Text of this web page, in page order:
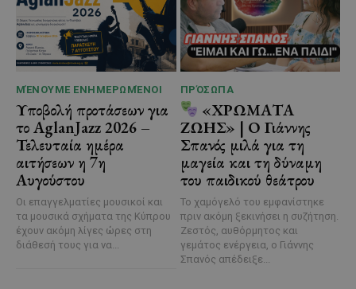
ΜΈΝΟΥΜΕ ΕΝΗΜΕΡΩΜΈΝΟΙ
Υποβολή προτάσεων για
το AglanJazz 2026 –
Τελευταία ημέρα
αιτήσεων η 7η
Αυγούστου
Οι επαγγελματίες μουσικοί και
τα μουσικά σχήματα της Κύπρου
έχουν ακόμη λίγες ώρες στη
διάθεσή τους για να...
ΠΡΌΣΩΠΑ
«ΧΡΩΜΑΤΑ
ΖΩΗΣ» | Ο Γιάννης
Σπανός μιλά για τη
μαγεία και τη δύναμη
του παιδικού θεάτρου
Το χαμόγελό του εμφανίστηκε
πριν ακόμη ξεκινήσει η συζήτηση.
Ζεστός, αυθόρμητος και
γεμάτος ενέργεια, ο Γιάννης
Σπανός απέδειξε...